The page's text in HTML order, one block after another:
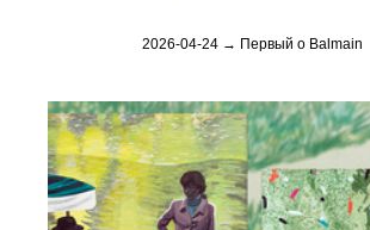
2026-04-24 → Первый о Balmain